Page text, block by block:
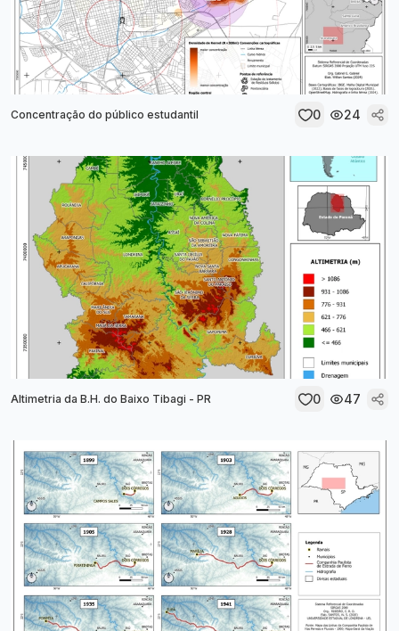
Concentração do público estudantil 0 24
Altimetria da B.H. do Baixo Tibagi - PR 0 47